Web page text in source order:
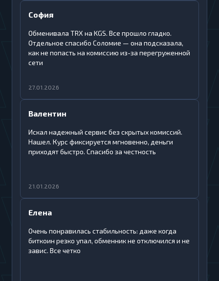
София
Обменивала TRX на KGS. Все прошло гладко.
Отдельное спасибо Соломие — она подсказала,
как не попасть на комиссию из-за перегруженной
сети
27.01.2026
Валентин
Искал надежный сервис без скрытых комиссий.
Нашел. Курс фиксируется мгновенно, деньги
приходят быстро. Спасибо за честность
21.01.2026
Елена
Очень понравилась стабильность: даже когда
биткоин резко упал, обменник не отключился и не
завис. Все четко